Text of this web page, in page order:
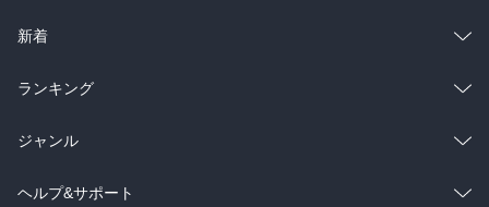
ラノベ
雑誌・グラビア
BL・TL
総合
ラノベ
雑誌・グラビア
BL・TL
新着
総合
ラノベ
雑誌・グラビア
ランキング
総合
ラノベ
ジャンル
コミック
ヘルプ&サポート